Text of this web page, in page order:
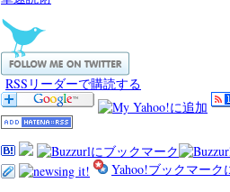
RSSリーダーで購読する
Yahoo!ブックマーク